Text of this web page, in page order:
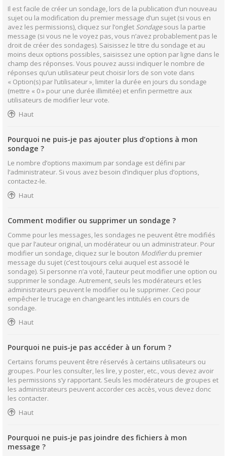
Il est facile de créer un sondage, lors de la publication d’un nouveau
sujet ou la modification du premier message d’un sujet (si vous en
avez les permissions), cliquez sur l’onglet Sondagesous la partie
message (si vous ne le voyez pas, vous n’avez probablement pas le
droit de créer des sondages). Saisissez le titre du sondage et au
moins deux options possibles, saisissez une option par ligne dans le
champ des réponses. Vous pouvez aussi indiquer le nombre de
réponses qu’un utilisateur peut choisir lors de son vote dans
« Option(s) par l’utilisateur », limiter la durée en jours du sondage
(mettre « 0 » pour une durée illimitée) et enfin permettre aux
utilisateurs de modifier leur vote.
Haut
Pourquoi ne puis-je pas ajouter plus d’options à mon
sondage ?
Le nombre d’options maximum par sondage est défini par
l’administrateur. Si vous avez besoin d’indiquer plus d’options,
contactez-le.
Haut
Comment modifier ou supprimer un sondage ?
Comme pour les messages, les sondages ne peuvent être modifiés
que par l’auteur original, un modérateur ou un administrateur. Pour
modifier un sondage, cliquez sur le bouton Modifierdu premier
message du sujet (c’est toujours celui auquel est associé le
sondage). Si personne n’a voté, l’auteur peut modifier une option ou
supprimer le sondage. Autrement, seuls les modérateurs et les
administrateurs peuvent le modifier ou le supprimer. Ceci pour
empêcher le trucage en changeant les intitulés en cours de
sondage.
Haut
Pourquoi ne puis-je pas accéder à un forum ?
Certains forums peuvent être réservés à certains utilisateurs ou
groupes. Pour les consulter, les lire, y poster, etc., vous devez avoir
les permissions s’y rapportant. Seuls les modérateurs de groupes et
les administrateurs peuvent accorder ces accès, vous devez donc
les contacter.
Haut
Pourquoi ne puis-je pas joindre des fichiers à mon
message ?